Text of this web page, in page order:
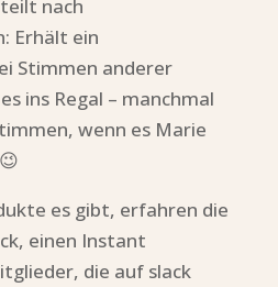
nach
Erhält ein
Stimmen anderer
ins Regal – manchmal
wenn es Marie
es gibt, erfahren die
einen Instant
die auf slack